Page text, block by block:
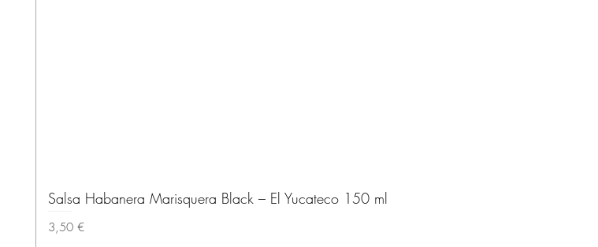
Salsa Habanera Marisquera Black – El Yucateco 150 ml
Precio
3,50 €